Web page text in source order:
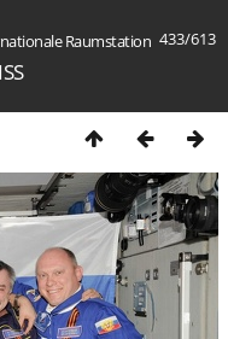
433/613
Raumstation